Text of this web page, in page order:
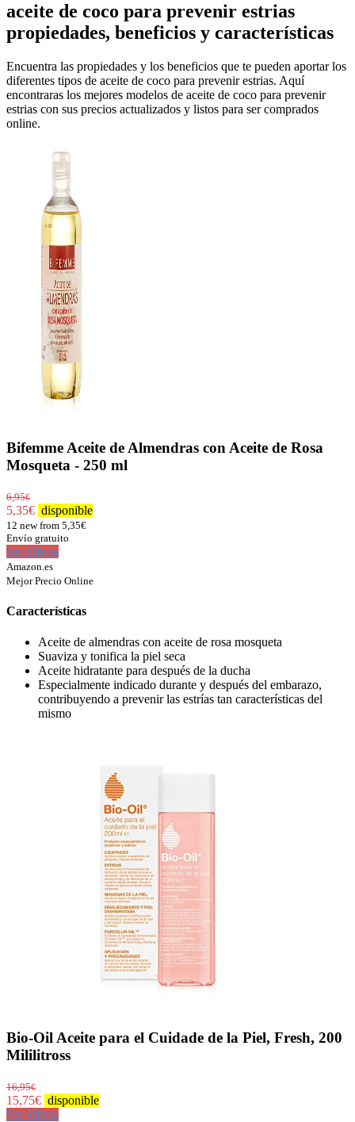
aceite de coco para prevenir estrias
propiedades, beneficios y características
Encuentra las propiedades y los beneficios que te pueden aportar los
diferentes tipos de aceite de coco para prevenir estrias. Aquí
encontraras los mejores modelos de aceite de coco para prevenir
estrias con sus precios actualizados y listos para ser comprados
online.
Bifemme Aceite de Almendras con Aceite de Rosa
Mosqueta - 250 ml
6,95€
5,35€ disponible
12 new from 5,35€
Envío gratuito
Ver Oferta
Amazon.es
Mejor Precio Online
Características
Aceite de almendras con aceite de rosa mosqueta
Suaviza y tonifica la piel seca
Aceite hidratante para después de la ducha
Especialmente indicado durante y después del embarazo,
contribuyendo a prevenir las estrías tan características del
mismo
Bio-Oil Aceite para el Cuidade de la Piel, Fresh, 200
Mililitross
16,95€
15,75€ disponible
Ver Oferta